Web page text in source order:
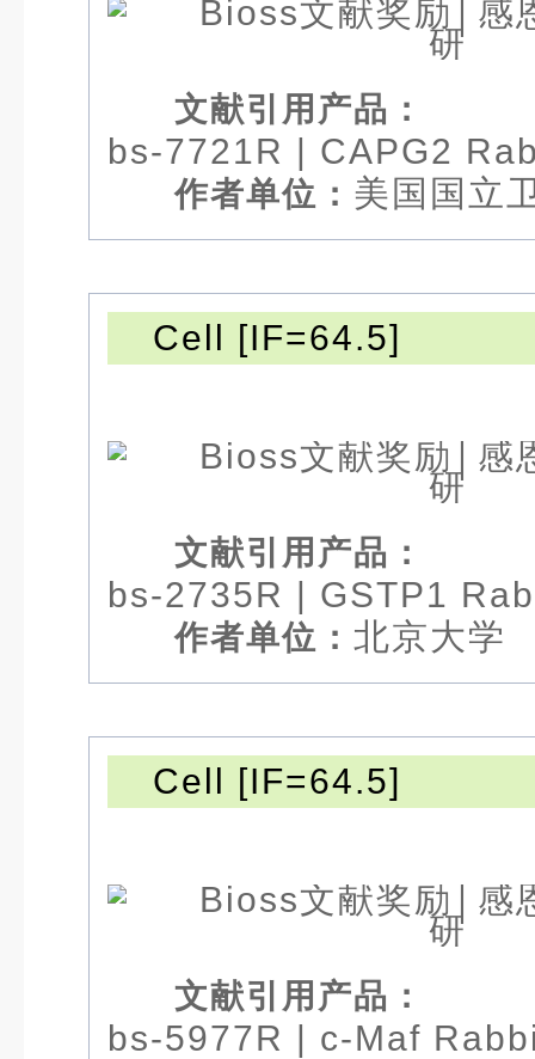
文献引用产品：
bs-7721R | CAPG2
作者单位： 美国国立
Cell [IF=64.5]
文献引用产品：
bs-2735R | GSTP1
作者单位： 北京大学
Cell [IF=64.5]
文献引用产品：
bs-5977R | c-Maf